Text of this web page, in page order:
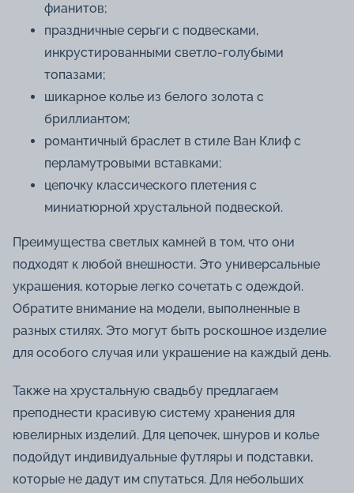
фианитов;
праздничные серьги с подвесками,
инкрустированными светло-голубыми
топазами;
шикарное колье из белого золота с
бриллиантом;
романтичный браслет в стиле Ван Клиф с
перламутровыми вставками;
цепочку классического плетения с
миниатюрной хрустальной подвеской.
Преимущества светлых камней в том, что они
подходят к любой внешности. Это универсальные
украшения, которые легко сочетать с одеждой.
Обратите внимание на модели, выполненные в
разных стилях. Это могут быть роскошное изделие
для особого случая или украшение на каждый день.
Также на хрустальную свадьбу предлагаем
преподнести красивую систему хранения для
ювелирных изделий. Для цепочек, шнуров и колье
подойдут индивидуальные футляры и подставки,
которые не дадут им спутаться. Для небольших